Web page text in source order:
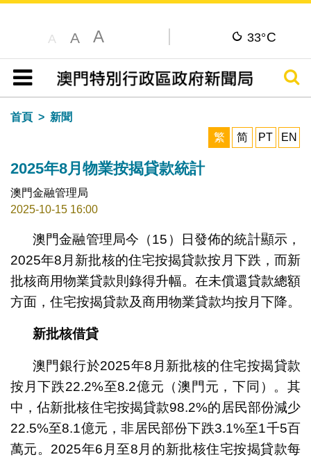
A A A 33°C
目錄
搜尋
首頁
新聞
繁
简 PT EN
2025年8月物業按揭貸款統計
澳門金融管理局
2025-10-15 16:00
澳門金融管理局今（15）日發佈的統計顯示，
2025年8月新批核的住宅按揭貸款按月下跌，而新
批核商用物業貸款則錄得升幅。在未償還貸款總額
方面，住宅按揭貸款及商用物業貸款均按月下降。
新批核借貸
澳門銀行於2025年8月新批核的住宅按揭貸款
按月下跌22.2%至8.2億元（澳門元，下同）。其
中，佔新批核住宅按揭貸款98.2%的居民部份減少
22.5%至8.1億元，非居民部份下跌3.1%至1千5百
萬元。2025年6月至8月的新批核住宅按揭貸款每